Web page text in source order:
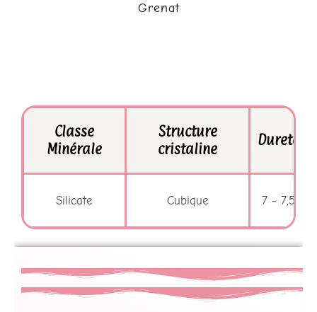
Grenat
Classe
Minérale
Structure
cristaline
Dureté
Silicate Cubique 7 - 7,5